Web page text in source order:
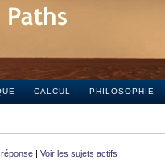
CALCUL PHILOSOPHIE
| Voir les sujets actifs